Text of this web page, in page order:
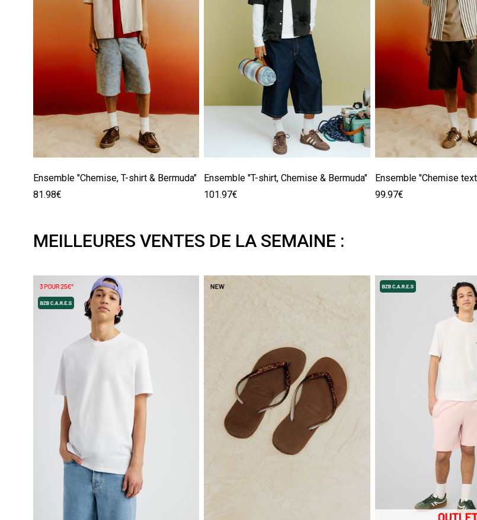
Ensemble "Chemise, T-shirt & Bermuda"
81.98€
Ensemble "T-shirt, Chemise & Bermuda"
101.97€
99.97€
MEILLEURES VENTES DE LA SEMAINE :